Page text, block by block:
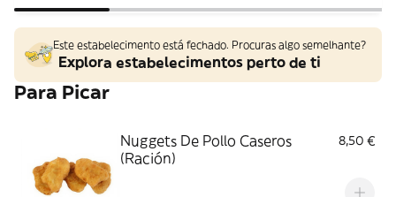
Este estabelecimento está fechado. Procuras algo semelhante?
Explora estabelecimentos perto de ti
Para Picar
Nuggets De Pollo Caseros
(Ración)
8,50 €